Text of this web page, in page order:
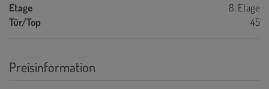
Etage
8. Etage
Tür/Top
45
Preisinformation